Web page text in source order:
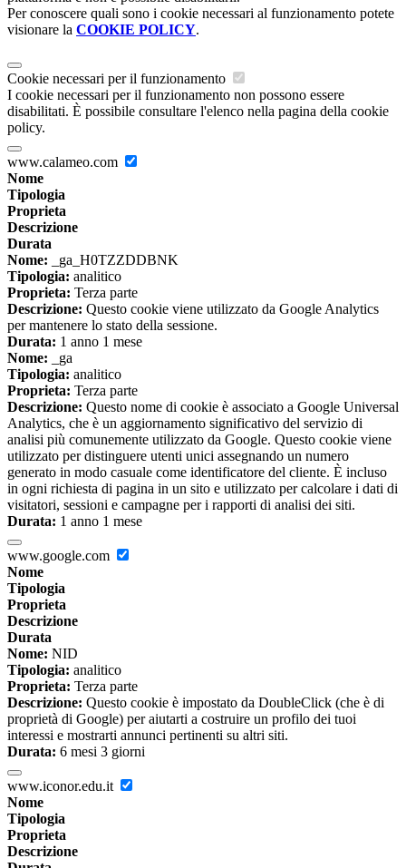
Per conoscere quali sono i cookie necessari al funzionamento potete
visionare la COOKIE POLICY.
Cookie necessari per il funzionamento
I cookie necessari per il funzionamento non possono essere
disabilitati. È possibile consultare l'elenco nella pagina della cookie
policy.
www.calameo.com
Nome
Tipologia
Proprieta
Descrizione
Durata
Nome: _ga_H0TZZDDBNK
Tipologia: analitico
Proprieta: Terza parte
Descrizione: Questo cookie viene utilizzato da Google Analytics
per mantenere lo stato della sessione.
Durata: 1 anno 1 mese
Nome: _ga
Tipologia: analitico
Proprieta: Terza parte
Descrizione: Questo nome di cookie è associato a Google Universal
Analytics, che è un aggiornamento significativo del servizio di
analisi più comunemente utilizzato da Google. Questo cookie viene
utilizzato per distinguere utenti unici assegnando un numero
generato in modo casuale come identificatore del cliente. È incluso
in ogni richiesta di pagina in un sito e utilizzato per calcolare i dati di
visitatori, sessioni e campagne per i rapporti di analisi dei siti.
Durata: 1 anno 1 mese
www.google.com
Nome
Tipologia
Proprieta
Descrizione
Durata
Nome: NID
Tipologia: analitico
Proprieta: Terza parte
Descrizione: Questo cookie è impostato da DoubleClick (che è di
proprietà di Google) per aiutarti a costruire un profilo dei tuoi
interessi e mostrarti annunci pertinenti su altri siti.
Durata: 6 mesi 3 giorni
www.iconor.edu.it
Nome
Tipologia
Proprieta
Descrizione